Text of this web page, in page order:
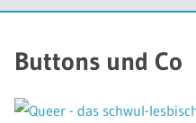
Buttons und Co